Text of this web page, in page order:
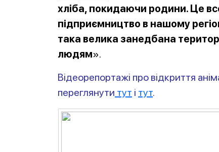
хліба, покидаючи родини. Це
підприємництво в нашому
така велика занедбана
людям».
Відеорепортажі про відкриття
переглянути тут і тут.